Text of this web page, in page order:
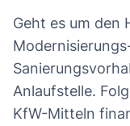
Geht es um den
Anlaufstelle.
KfW-Mitteln